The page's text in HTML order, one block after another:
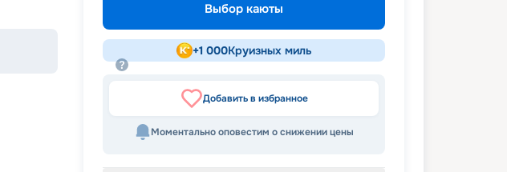
Выбор каюты
+1 000Круизных миль
Добавить в избранное
Моментально оповестим о снижении цены